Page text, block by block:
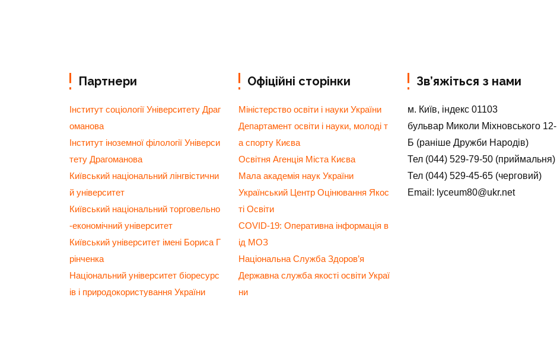
Партнери
Інститут соціології Університету Драг
оманова
Інститут іноземної філології Універси
тету Драгоманова
Київський національний лінгвістични
й університет
Київський національний торговельно
-економічний університет
Київський університет імені Бориса Г
рінченка
Національний університет біоресурс
ів і природокористування України
Офіційні сторінки
Міністерство освіти і науки України
Департамент освіти і науки, молоді т
а спорту Києва
Освітня Агенція Міста Києва
Мала академія наук України
Український Центр Оцінювання Якос
ті Освіти
COVID-19: Оперативна інформація в
ід МОЗ
Національна Служба Здоров’я
Державна служба якості освіти Украї
ни
Зв’яжіться з нами
м. Київ, індекс 01103
бульвар Миколи Міхновського 12-
Б (раніше Дружби Народів)
Тел (044) 529-79-50 (приймальня)
Тел (044) 529-45-65 (черговий)
Email: lyceum80@ukr.net